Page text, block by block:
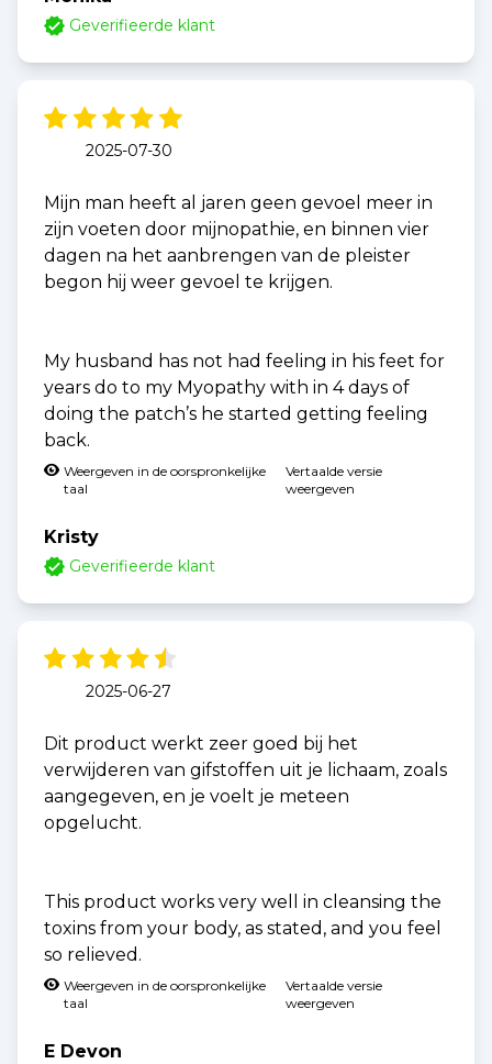
Geverifieerde klant
2025-07-30
Mijn man heeft al jaren geen gevoel meer in
zijn voeten door mijnopathie, en binnen vier
dagen na het aanbrengen van de pleister
begon hij weer gevoel te krijgen.
My husband has not had feeling in his feet for
years do to my Myopathy with in 4 days of
doing the patch’s he started getting feeling
back.
Weergeven in de oorspronkelijke
taal
Vertaalde versie
weergeven
Kristy
Geverifieerde klant
2025-06-27
Dit product werkt zeer goed bij het
verwijderen van gifstoffen uit je lichaam, zoals
aangegeven, en je voelt je meteen
opgelucht.
This product works very well in cleansing the
toxins from your body, as stated, and you feel
so relieved.
Weergeven in de oorspronkelijke
taal
Vertaalde versie
weergeven
E Devon